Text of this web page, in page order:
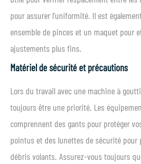
pour assurer l'uniformité. Il est
ensemble de pinces et un maquet pour
ajustements plus fins.
Matériel de sécurité et précautions
Lors du travail avec une machine à
toujours être une priorité. Les
comprennent des gants pour protéger
pointus et des lunettes de sécurité pour
débris volants. Assurez-vous toujours